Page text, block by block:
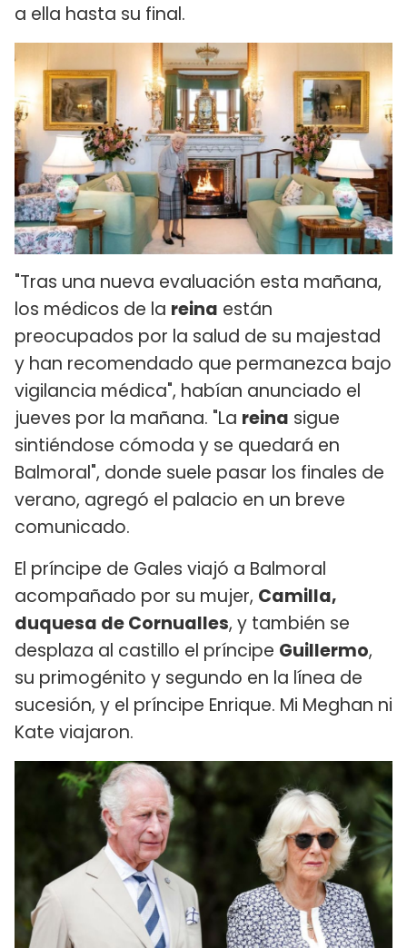
a ella hasta su final.
"Tras una nueva evaluación esta mañana,
los médicos de la reina están
preocupados por la salud de su majestad
y han recomendado que permanezca bajo
vigilancia médica", habían anunciado el
jueves por la mañana. "La reina sigue
sintiéndose cómoda y se quedará en
Balmoral", donde suele pasar los finales de
verano, agregó el palacio en un breve
comunicado.
El príncipe de Gales viajó a Balmoral
acompañado por su mujer, Camilla,
duquesa de Cornualles, y también se
desplaza al castillo el príncipe Guillermo,
su primogénito y segundo en la línea de
sucesión, y el príncipe Enrique. Mi Meghan ni
Kate viajaron.